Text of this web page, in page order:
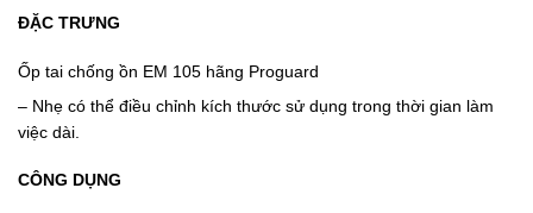
ĐẶC TRƯNG
Ốp tai chống ồn EM 105 hãng Proguard
– Nhẹ có thể điều chỉnh kích thước sử dụng trong thời gian làm
việc dài.
CÔNG DỤNG